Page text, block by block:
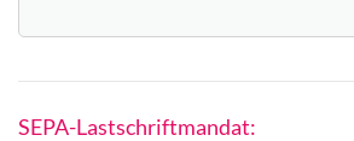
SEPA-Lastschriftmandat: